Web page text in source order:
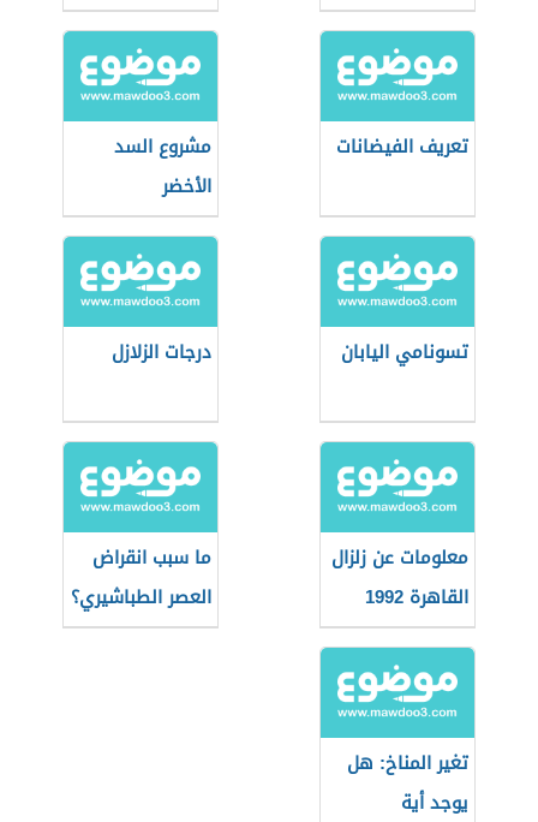
تعريف الفيضانات
مشروع السد
الأخضر
تسونامي اليابان درجات الزلازل
معلومات عن زلزال
القاهرة 1992
ما سبب انقراض
العصر الطباشيري؟
تغير المناخ: هل
يوجد أية